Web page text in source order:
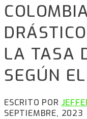
LA TASA
SEGÚN
ESCRITO POR
SEPTIEMBRE, 2023